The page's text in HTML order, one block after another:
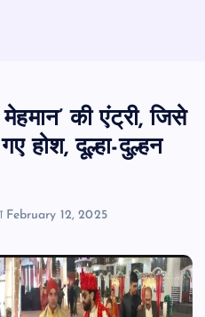
की एंट्री, जिसे
होश, दूल्हा-दुल्हन
February 12, 2025